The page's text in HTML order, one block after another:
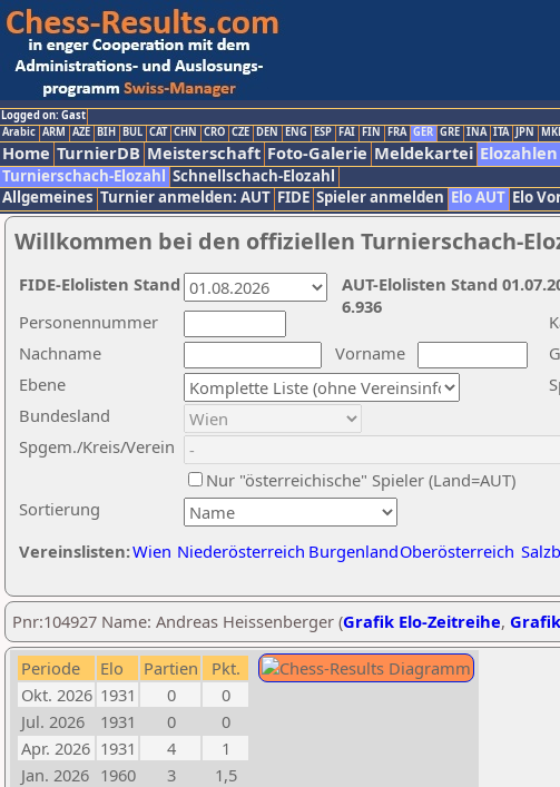
Logged on: Gast
Arabic ARM AZE BIH BUL CAT CHN CRO CZE DEN ENG ESP FAI FIN FRA GER GRE INA ITA JPN
Home TurnierDB Meisterschaft Foto-Galerie Meldekartei Elozahlen
Turnierschach-Elozahl Schnellschach-Elozahl
Allgemeines Turnier anmelden: AUT FIDE Spieler anmelden Elo AUT Elo
Willkommen bei den offiziellen Turnierschach-
Nachname
Vorname
Ebene
Sortierung
Personennummer
Bundesland
Spgem./Kreis/Verein
Nur "österreichische" Spieler (Land=AUT)
Vereinslisten:Wien Niederösterreich BurgenlandOberösterreich
AUT-Elolisten Stand
6.936
FIDE-Elolisten Stand
Pnr:104927 Name: Andreas Heissenberger (Grafik Elo-Zeitreihe,
Periode Elo Partien
Pkt.
Okt. 2026 1931 0
0
Jul. 2026
1931 0
0
Apr. 2026 1931 4
1
Jan. 2026 1960 3
1,5